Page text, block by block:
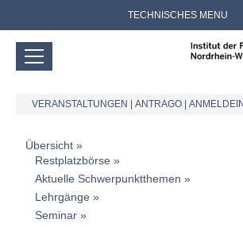
TECHNISCHES MENU
VERANSTALTUNGEN ANTRAGO
Übersicht
Restplatzbörse
Aktuelle Schwerpunktthemen
Lehrgänge
Seminar